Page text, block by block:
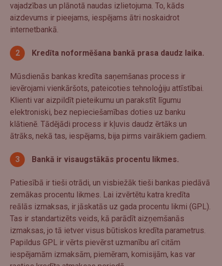
vajadzības un plānotā naudas izlietojuma. To, kāds
aizdevums ir pieejams, iespējams ātri noskaidrot
internetbankā.
Kredīta noformēšana bankā prasa daudz laika.
Mūsdienās bankas kredīta saņemšanas process ir
ievērojami vienkāršots, pateicoties tehnoloģiju attīstībai.
Klienti var aizpildīt pieteikumu un parakstīt līgumu
elektroniski, bez nepieciešamības doties uz banku
klātienē. Tādējādi process ir kļuvis daudz ērtāks un
ātrāks, nekā tas, iespējams, bija pirms vairākiem gadiem.
Bankā ir visaugstākās procentu likmes.
Patiesībā ir tieši otrādi, un visbiežāk tieši bankas piedāvā
zemākas procentu likmes. Lai izvērtētu katra kredīta
reālās izmaksas, ir jāskatās uz gada procentu likmi (GPL).
Tas ir standartizēts veids, kā parādīt aizņemšanās
izmaksas, jo tā ietver visus būtiskos kredīta parametrus.
Papildus GPL ir vērts pievērst uzmanību arī citām
iespējamām izmaksām, piemēram, komisijām, kas var